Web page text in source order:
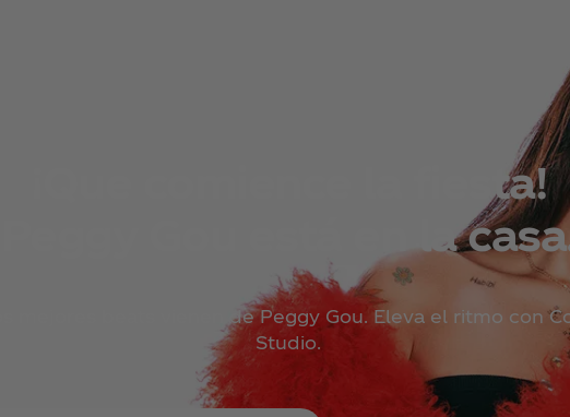
¡Que comience la fiesta!
Peggy Gou está en la
mejores beats vienen de Peggy Gou. Eleva el ritmo con
Studio.